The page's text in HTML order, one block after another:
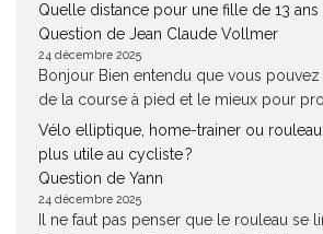
Quelle distance pour une fille de 13 ans
Question de Jean Claude Vollmer
24 décembre 2025
Bonjour Bien entendu que vous
de la course à pied et le mieux pour
Vélo elliptique, home-trainer ou
plus utile au cycliste ?
Question de Yann
24 décembre 2025
Il ne faut pas penser que le rouleau se